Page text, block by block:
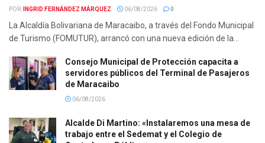
POR: INGRID FERNÁNDEZ MÁRQUEZ 06/08/2026 0
La Alcaldía Bolivariana de Maracaibo, a través del Fondo Municipal
de Turismo (FOMUTUR), arrancó con una nueva edición de la...
Consejo Municipal de Protección capacita a
servidores públicos del Terminal de Pasajeros
de Maracaibo
06/08/2026
Alcalde Di Martino: «Instalaremos una mesa de
trabajo entre el Sedemat y el Colegio de